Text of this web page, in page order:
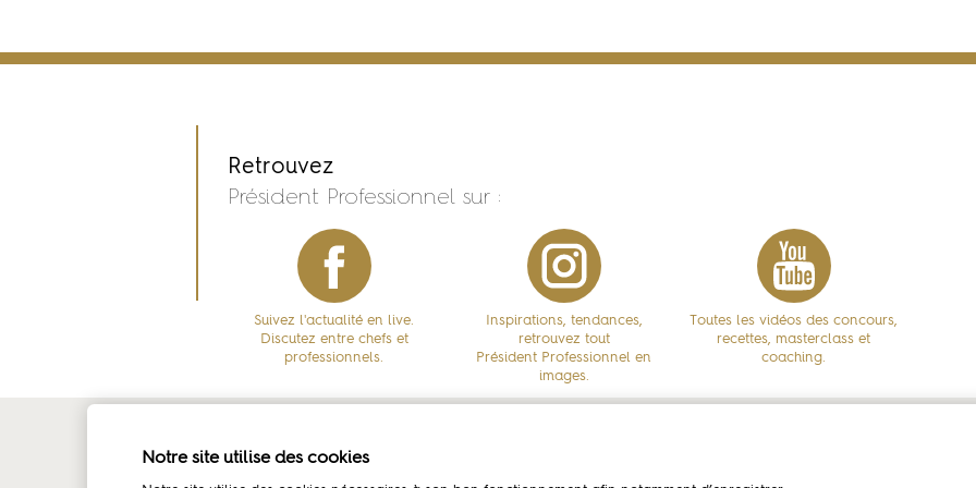
Retrouvez
Président Professionnel sur :
Suivez l'actualité en live.
Discutez entre chefs et
professionnels.
Inspirations, tendances,
retrouvez tout
Président Professionnel en
images.
Toutes les vidéos des concours,
recettes, masterclass et
coaching.
La marque
Notre site utilise des cookies